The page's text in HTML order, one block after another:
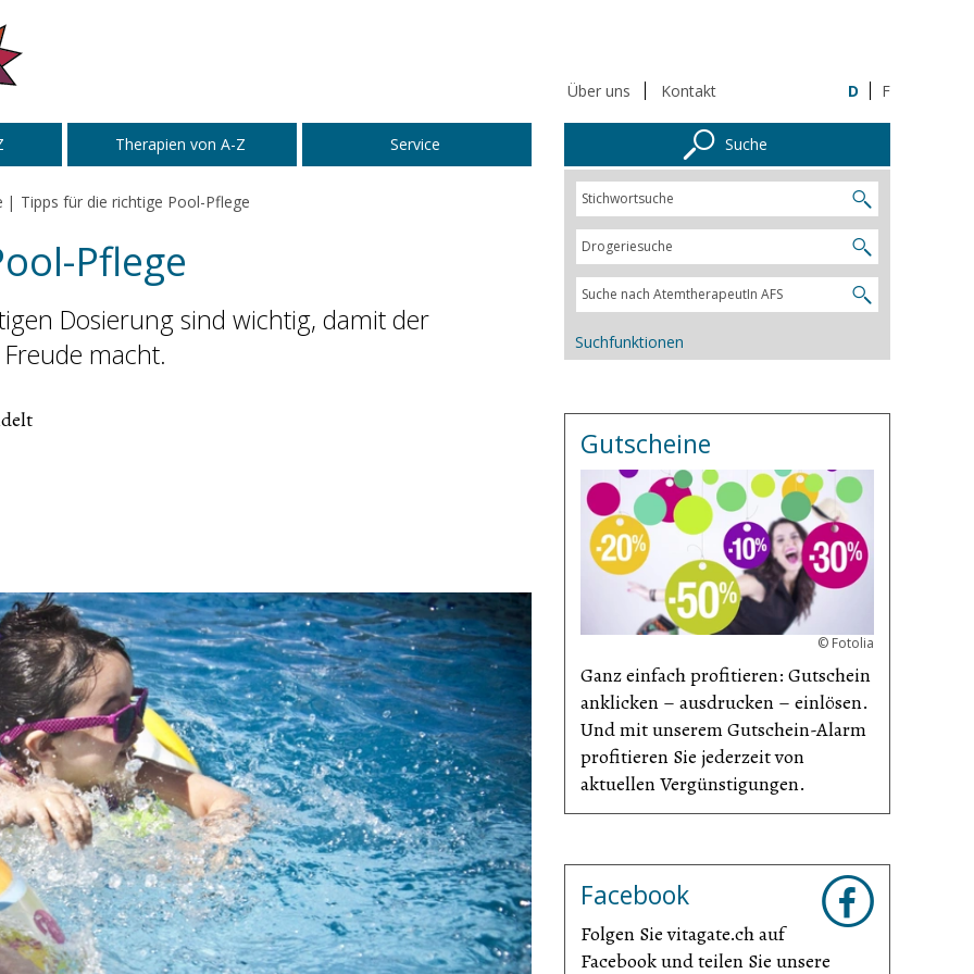
Über uns Kontakt D F
Therapien von A-Z Service
Tipps für die richtige Pool-Pflege
Pflege
Dosierung sind wichtig, damit der
macht.
Suche
Suchfunktionen
Gutscheine
© Fotolia
Ganz einfach profitieren: Gutschein
anklicken – ausdrucken – einlösen.
Und mit unserem Gutschein-Alarm
profitieren Sie jederzeit von
aktuellen Vergünsti­gungen.
Facebook
Folgen Sie vitagate.ch auf
Facebook und teilen Sie unsere